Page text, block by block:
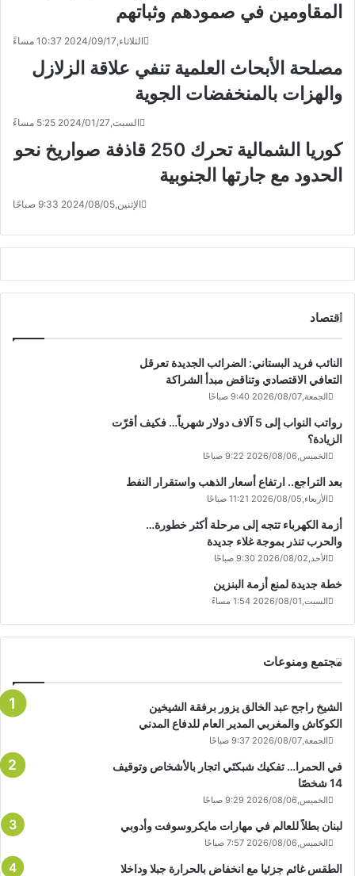
المقاومين في صمودهم وثباتهم
الثلاثاء,2024/09/17 10:37 مساءً
مصلحة الأبحاث العلمية تنفي علاقة الزلازل
والهزات بالمنخفضات الجوية
السبت,2024/01/27 5:25 مساءً
كوريا الشمالية تحرك 250 قاذفة صواريخ نحو
الحدود مع جارتها الجنوبية
الإثنين,2024/08/05 9:33 صباحًا
اقتصاد
النائب فريد البستاني: الضرائب الجديدة تعرقل
التعافي الاقتصادي وتناقض مبدأ الشراكة
الجمعة,2026/08/07 9:40 صباحًا
رواتب النواب إلى 5 آلاف دولار شهرياً… فكيف أقرّت
الزيادة؟
الخميس,2026/08/06 9:22 صباحًا
بعد التراجع.. ارتفاع أسعار الذهب واستقرار النفط
الأربعاء,2026/08/05 11:21 صباحًا
أزمة الكهرباء تتجه إلى مرحلة أكثر خطورة…
والحرب تنذر بموجة غلاء جديدة
الأحد,2026/08/02 9:30 صباحًا
خطة جديدة لمنع أزمة البنزين
السبت,2026/08/01 1:54 مساءً
مجتمع ومنوعات
الشيخ راجح عبد الخالق يزور برفقة الشيخين
الكوكاش والمغربي المدير العام للدفاع المدني
الجمعة,2026/08/07 9:37 صباحًا
في الحمرا… تفكيك شبكتَي اتجار بالأشخاص وتوقيف
14 شخصًا
الخميس,2026/08/06 9:29 صباحًا
لبنان بطلاً للعالم في مهارات مايكروسوفت وأدوبي
الخميس,2026/08/06 7:57 صباحًا
الطقس غائم جزئيا مع انخفاض بالحرارة جبلا وداخلا